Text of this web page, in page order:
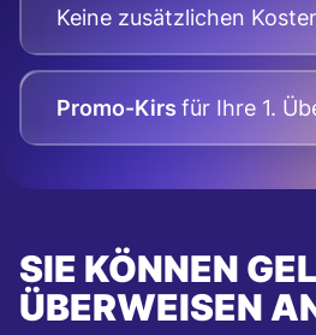
Keine zusätzlichen
Promo-Kirs für Ihre 1.
SIE KÖNNEN
ÜBERWEISEN